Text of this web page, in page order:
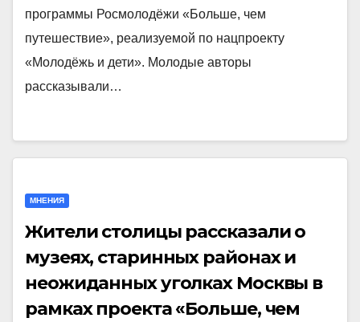
программы Росмолодёжи «Больше, чем
путешествие», реализуемой по нацпроекту
«Молодёжь и дети». Молодые авторы
рассказывали…
МНЕНИЯ
Жители столицы рассказали о
музеях, старинных районах и
неожиданных уголках Москвы в
рамках проекта «Больше, чем